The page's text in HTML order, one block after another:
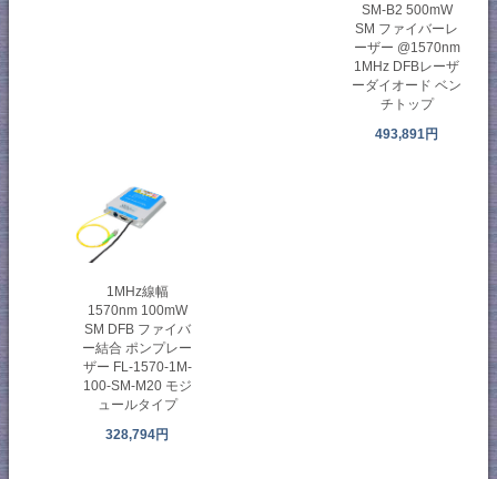
SM-B2 500mW
SM ファイバーレ
ーザー @1570nm
1MHz DFBレーザ
ーダイオード ベン
チトップ
493,891円
1MHz線幅
1570nm 100mW
SM DFB ファイバ
ー結合 ポンプレー
ザー FL-1570-1M-
100-SM-M20 モジ
ュールタイプ
328,794円